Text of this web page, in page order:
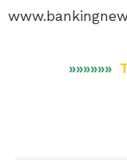
»»»»»»